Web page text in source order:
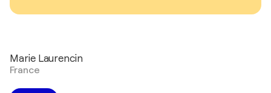
Marie Laurencin
France